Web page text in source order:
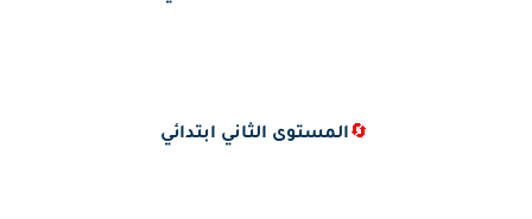
🔄المستوى الثاني ابتدائي